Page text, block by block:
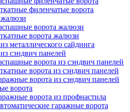
филенчатые ворота
ворота жалюзи
ворота жалюзи
металлического сайдинга
сэндвич панелей
ворота из сэндвич панелей
ворота из сэндвич панелей
ворота из сэндвич панелей
ворота
ворота из профнастила
гаражные ворота